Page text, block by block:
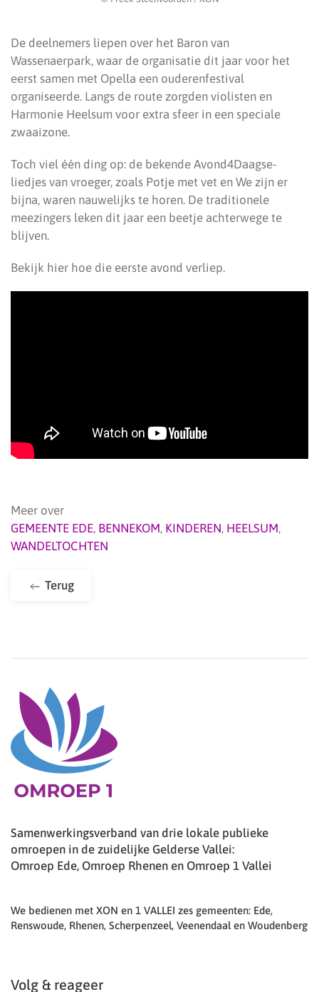
De deelnemers liepen over het Baron van
Wassenaerpark, waar de organisatie dit jaar voor het
eerst samen met Opella een ouderenfestival
organiseerde. Langs de route zorgden violisten en
Harmonie Heelsum voor extra sfeer in een speciale
zwaaizone.
Toch viel één ding op: de bekende Avond4Daagse-
liedjes van vroeger, zoals Potje met vet en We zijn er
bijna, waren nauwelijks te horen. De traditionele
meezingers leken dit jaar een beetje achterwege te
blijven.
Bekijk hier hoe die eerste avond verliep.
Meer over
GEMEENTE EDE, BENNEKOM, KINDEREN, HEELSUM,
WANDELTOCHTEN
Terug
Samenwerkingsverband van drie lokale publieke
omroepen in de zuidelijke Gelderse Vallei:
Omroep Ede, Omroep Rhenen en Omroep 1 Vallei
We bedienen met XON en 1 VALLEI zes gemeenten: Ede,
Renswoude, Rhenen, Scherpenzeel, Veenendaal en Woudenberg
Volg & reageer